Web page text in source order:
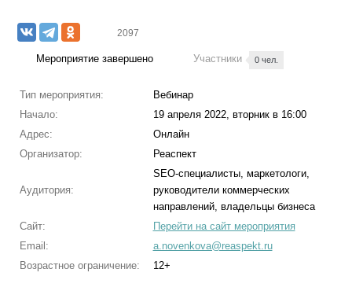
2097
Мероприятие завершено Участники 0 чел.
Тип мероприятия:
Вебинар
Начало:
19 апреля 2022, вторник в 16:00
Адрес:
Онлайн
Организатор:
Реаспект
Аудитория:
SEO-специалисты, маркетологи,
руководители коммерческих
направлений, владельцы бизнеса
Сайт:
Перейти на сайт мероприятия
Email:
a.novenkova@reaspekt.ru
Возрастное ограничение:
12+